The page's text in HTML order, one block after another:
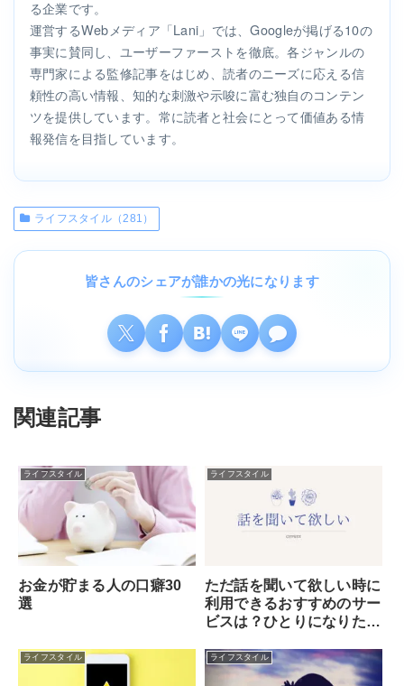
る企業です。
運営するWebメディア「Lani」では、Googleが掲げる10の
事実に賛同し、ユーザーファーストを徹底。各ジャンルの
専門家による監修記事をはじめ、読者のニーズに応える信
頼性の高い情報、知的な刺激や示唆に富む独自のコンテン
ツを提供しています。常に読者と社会にとって価値ある情
報発信を目指しています。
ライフスタイル（281）
皆さんのシェアが誰かの光になります
関連記事
ライフスタイル
お金が貯まる人の口癖30
選
ライフスタイル
ただ話を聞いて欲しい時に
利用できるおすすめのサー
ビスは？ひとりになりた
いたいなら電話占い！
ライフスタイル ライフスタイル